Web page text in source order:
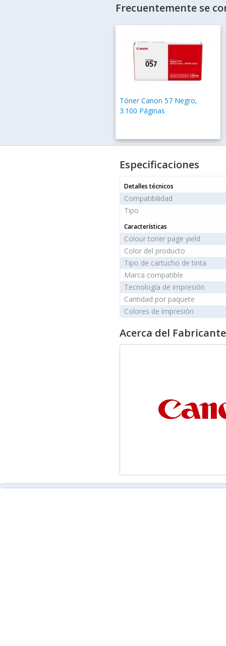
Frecuentemente se
Tóner Canon 57 Negro,
3.100 Páginas
Especificaciones
Detalles técnicos
Compatibilidad
Tipo
Características
Colour toner page yield
Color del producto
Tipo de cartucho de tinta
Marca compatible
Tecnología de impresión
Cantidad por paquete
Colores de impresión
Acerca del Fabricante